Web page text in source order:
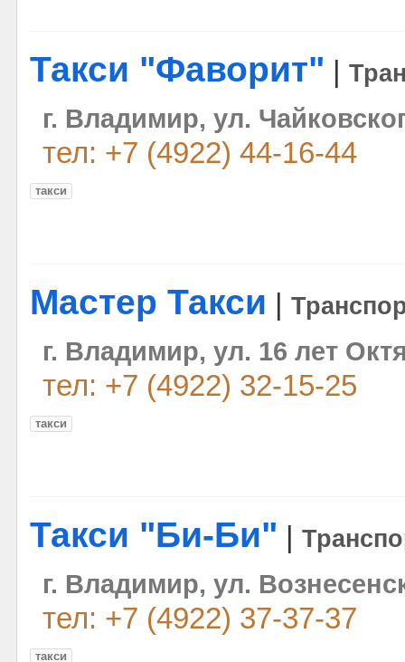
Такси "Фаворит"
г. Владимир, ул.
тел: +7 (4922) 44-16-44
такси
Мастер Такси
г. Владимир, ул. 16 лет
тел: +7 (4922) 32-15-25
такси
Такси "Би-Би"
г. Владимир, ул.
тел: +7 (4922) 37-37-37
такси